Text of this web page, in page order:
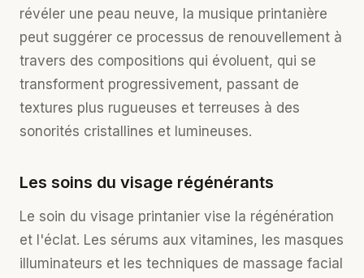
révéler une peau neuve, la musique printanière
peut suggérer ce processus de renouvellement à
travers des compositions qui évoluent, qui se
transforment progressivement, passant de
textures plus rugueuses et terreuses à des
sonorités cristallines et lumineuses.
Les soins du visage régénérants
Le soin du visage printanier vise la régénération
et l'éclat. Les sérums aux vitamines, les masques
illuminateurs et les techniques de massage facial